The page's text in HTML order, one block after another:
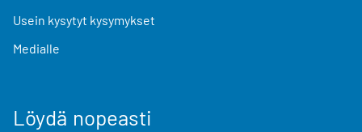
Usein kysytyt kysymykset
Medialle
Löydä nopeasti